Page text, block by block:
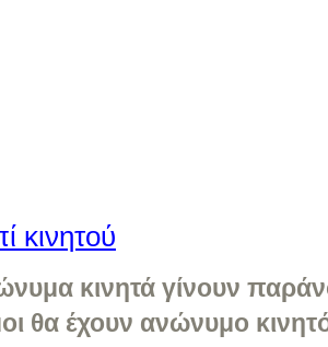
κινητού
κινητά γίνουν
θα έχουν ανώνυμο